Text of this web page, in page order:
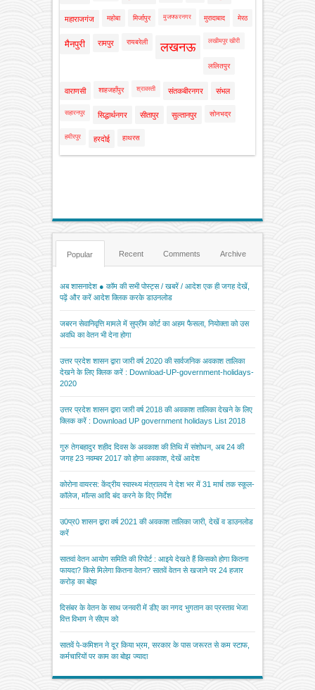
महाराजगंज महोबा मिर्जापुर मुजफ्फरनगर मुरादाबाद मेरठ
मैनपुरी रामपुर रायबरेली लखनऊ लखीमपुर खीरी
ललितपुर
वाराणसी शाहजहाँपुर श्रावस्ती संतकबीरनगर संभल
सहारनपुर सिद्धार्थनगर सीतापुर सुल्तानपुर सोनभद्र
हमीरपुर हरदोई हाथरस
Popular Recent Comments Archive
अब शासनादेश ● कॉम की सभी पोस्ट्स / खबरें / आदेश एक ही जगह देखें,
पढ़ें और करें आदेश क्लिक करके डाउनलोड
जबरन सेवानिवृत्ति मामले में सुप्रीम कोर्ट का अहम फैसला, नियोक्ता को उस
अवधि का वेतन भी देना होगा
उत्तर प्रदेश शासन द्वारा जारी वर्ष 2020 की सार्वजनिक अवकाश तालिका
देखने के लिए क्लिक करें : Download-UP-government-holidays-
2020
उत्तर प्रदेश शासन द्वारा जारी वर्ष 2018 की अवकाश तालिका देखने के लिए
क्लिक करें : Download UP government holidays List 2018
गुरु तेगबहादुर शहीद दिवस के अवकाश की तिथि में संशोधन, अब 24 की
जगह 23 नवम्बर 2017 को होगा अवकाश, देखें आदेश
कोरोना वायरस: केंद्रीय स्वास्थ्य मंत्रालय ने देश भर में 31 मार्च तक स्कूल-
कॉलेज, मॉल्स आदि बंद करने के दिए निर्देश
उ0प्र0 शासन द्वारा वर्ष 2021 की अवकाश तालिका जारी, देखें व डाउनलोड
करें
सातवां वेतन आयोग समिति की रिपोर्ट : आइये देखते हैं किसको होगा कितना
फायदा? किसे मिलेगा कितना वेतन? सातवें वेतन से खजाने पर 24 हजार
करोड़ का बोझ
दिसंबर के वेतन के साथ जनवरी में डीए का नगद भुगतान का प्रस्ताव भेजा
वित्त विभाग ने सीएम को
सातवें पे-कमिशन ने दूर किया भ्रम, सरकार के पास जरूरत से कम स्टाफ,
कर्मचारियों पर काम का बोझ ज्यादा